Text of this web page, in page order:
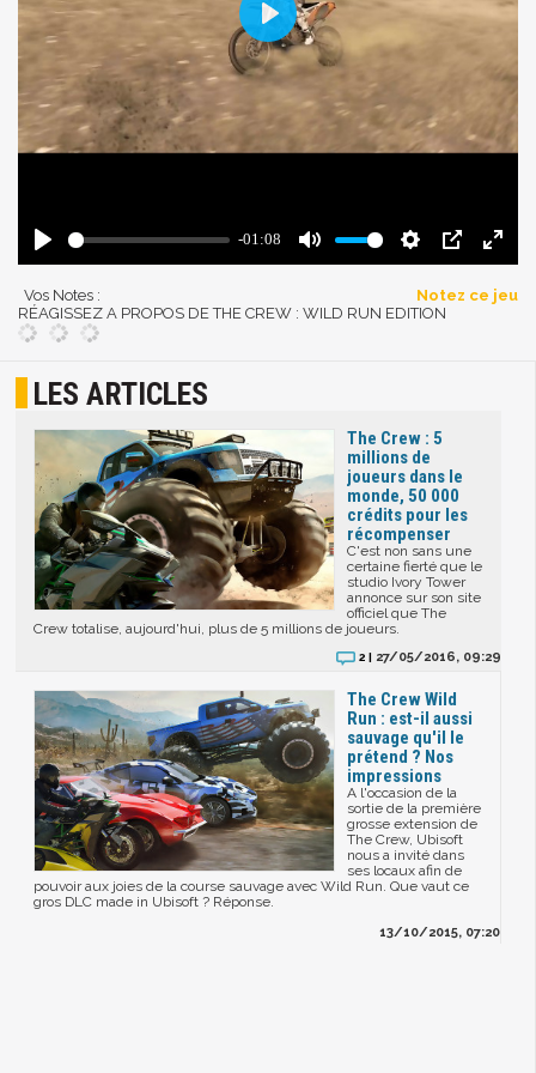
Vos Notes :
Notez ce jeu
RÉAGISSEZ A PROPOS DE THE CREW : WILD RUN EDITION
LES ARTICLES
The Crew : 5
millions de
joueurs dans le
monde, 50 000
crédits pour les
récompenser
C'est non sans une
certaine fierté que le
studio Ivory Tower
annonce sur son site
officiel que The
Crew totalise, aujourd'hui, plus de 5 millions de joueurs.
2 | 27/05/2016, 09:29
The Crew Wild
Run : est-il aussi
sauvage qu'il le
prétend ? Nos
impressions
A l'occasion de la
sortie de la première
grosse extension de
The Crew, Ubisoft
nous a invité dans
ses locaux afin de
pouvoir aux joies de la course sauvage avec Wild Run. Que vaut ce
gros DLC made in Ubisoft ? Réponse.
13/10/2015, 07:20